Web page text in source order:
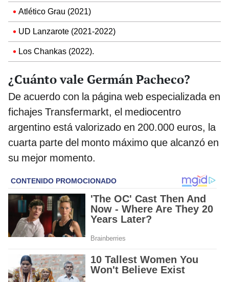
Atlético Grau (2021)
UD Lanzarote (2021-2022)
Los Chankas (2022).
¿Cuánto vale Germán Pacheco?
De acuerdo con la página web especializada en
fichajes Transfermarkt, el mediocentro
argentino está valorizado en 200.000 euros, la
cuarta parte del monto máximo que alcanzó en
su mejor momento.